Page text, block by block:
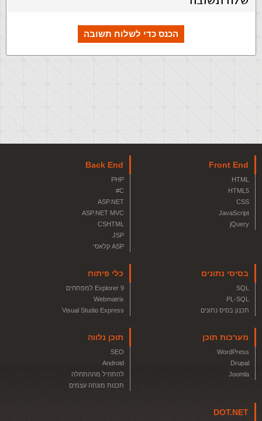
הכנס כדי לשלוח תשובה
Front End
HTML
HTML5
CSS
JavaScript
jQuery
Back End
PHP
C#
ASP.NET
ASP.NET MVC
CSHTML
JSP
ASP קלאסי
בסיסי נתונים
SQL
PL-SQL
תכנון בסיס נתונים
כלי פיתוח
Explorer 9 למפתחים
Webmatrix
Visual Studio Express
מערכות תוכן
WordPress
Drupal
Joomla
תוכן נלווה
SEO
Android
להתחיל מההתחלה
תכנות מונחה עצמים
DOT.NET